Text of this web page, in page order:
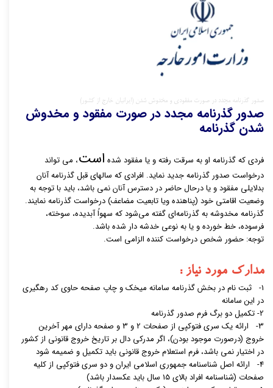
صدور گذرنامه مجدد در صورت مفقودی و مخدوش شدن (ایرانیان خارج از کشور)
صدور گذرنامه مجدد در صورت مفقود و مخدوش
شدن گذرنامه
فردی که گذرنامه او به سرقت رفته و یا مفقود شده است، می تواند
درخواست صدور گذرنامه جدید نماید. افرادی که سالهای قبل گذرنامه آنان
بدلایلی مفقود و یا درحال حاضر در دسترس آنان نمی باشد، باید با توجه به
وضعیت اقامتی خود (پناهنده ویا تابعیت مضاعف) درخواست گذرنامه نمایند.
گذرنامه مخدوشه به گذرنامه‌ای گفته می‌شود که سهواً آبدیده، سوخته،
فرسوده، خط خورده و یا به نوعی خدشه دار شده باشد.
توجه: حضور شخص درخواست کننده الزامی است.
مدارک مورد نیاز :
1- ثبت نام در بخش گذرنامه سامانه میخکو چاپ صفحه حاوی کد رهگیری
در این سامانه
2- تکمیل دو برگ
فرم صدور گذرنامه
3- ارائه یک سری فتوکپی از صفحات 2 و 3 و صفحه دارای مهر آخرین
خروج (درصورت موجود بودن)، اگر مدرکی دال بر تاریخ خروج قانونی از کشور
در اختیار نمی باشد، فرم استعلامخروج قانونی باید تکمیل و ضمیمه شود
4- ارائه اصل شناسنامه جمهوری اسلامی ایران و دو سری فتوکپی از کلیه
صفحات (شناسنامه افراد بالای 15 سال باید عکسدار باشد)